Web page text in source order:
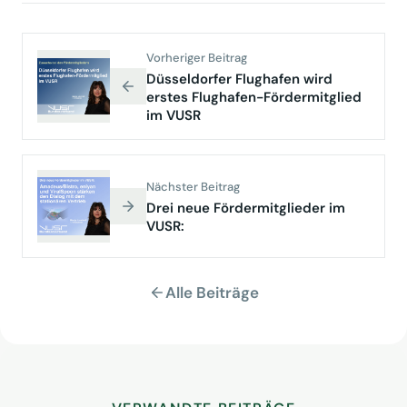
Vorheriger Beitrag
Düsseldorfer Flughafen wird
erstes Flughafen-Fördermitglied
im VUSR
Nächster Beitrag
Drei neue Fördermitglieder im
VUSR:
Alle Beiträge